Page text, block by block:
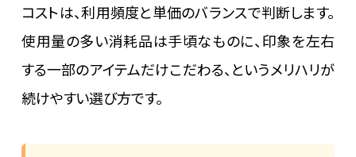
コストは、利用頻度と単価のバランスで判断します。
使用量の多い消耗品は手頃なものに、印象を左右
する一部のアイテムだけこだわる、というメリハリが
続けやすい選び方です。